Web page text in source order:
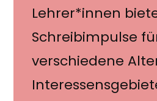
Lehrer*innen
Schreibimpulse
verschiedene